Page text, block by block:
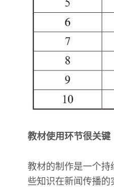
教材使用环节很关键
教材的制作是一个持
些知识在新闻传播的